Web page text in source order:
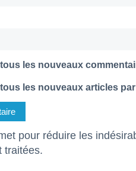
les nouveaux
les nouveaux articles
pour réduire les
traitées.